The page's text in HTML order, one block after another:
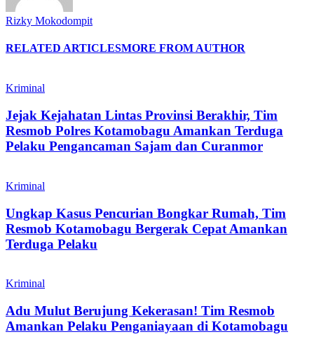
Rizky Mokodompit
RELATED ARTICLESMORE FROM AUTHOR
Kriminal
Jejak Kejahatan Lintas Provinsi Berakhir, Tim
Resmob Polres Kotamobagu Amankan Terduga
Pelaku Pengancaman Sajam dan Curanmor
Kriminal
Ungkap Kasus Pencurian Bongkar Rumah, Tim
Resmob Kotamobagu Bergerak Cepat Amankan
Terduga Pelaku
Kriminal
Adu Mulut Berujung Kekerasan! Tim Resmob
Amankan Pelaku Penganiayaan di Kotamobagu